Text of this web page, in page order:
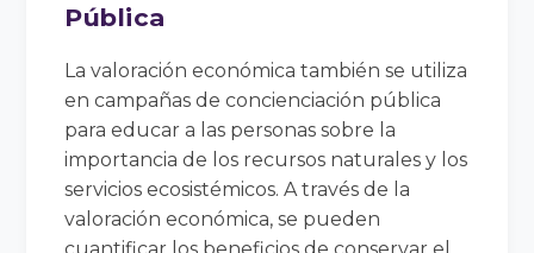
Pública
La valoración económica también se utiliza
en campañas de concienciación pública
para educar a las personas sobre la
importancia de los recursos naturales y los
servicios ecosistémicos. A través de la
valoración económica, se pueden